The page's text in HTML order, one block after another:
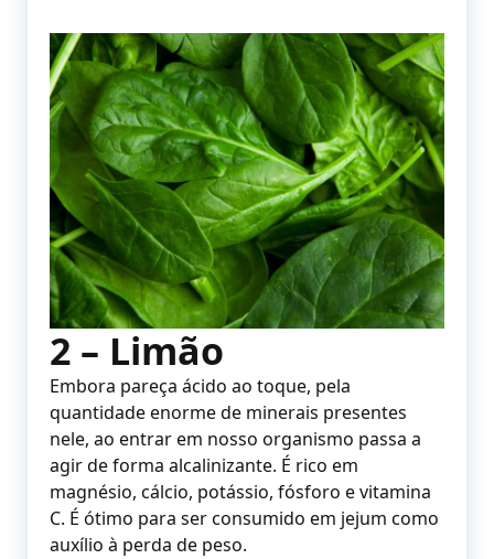
2 – Limão
Embora pareça ácido ao toque, pela
quantidade enorme de minerais presentes
nele, ao entrar em nosso organismo passa a
agir de forma alcalinizante. É rico em
magnésio, cálcio, potássio, fósforo e vitamina
C. É ótimo para ser consumido em jejum como
auxílio à perda de peso.